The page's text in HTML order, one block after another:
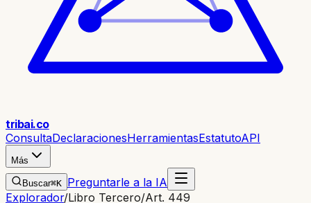
tribai.co
ConsultaDeclaracionesHerramientasEstatutoAPI
Más
Buscar⌘K Preguntarle a la IA
Explorador/Libro Tercero/Art. 449